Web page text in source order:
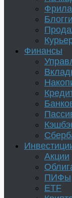
Финансы
Акции
ПИФы
ETF